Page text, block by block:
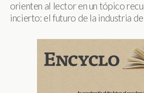
orienten al lector en un tópico
incierto: el futuro de la industria